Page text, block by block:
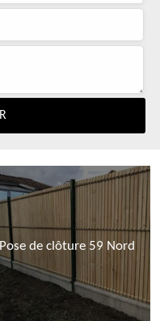
Pose de clôture 59 Nord